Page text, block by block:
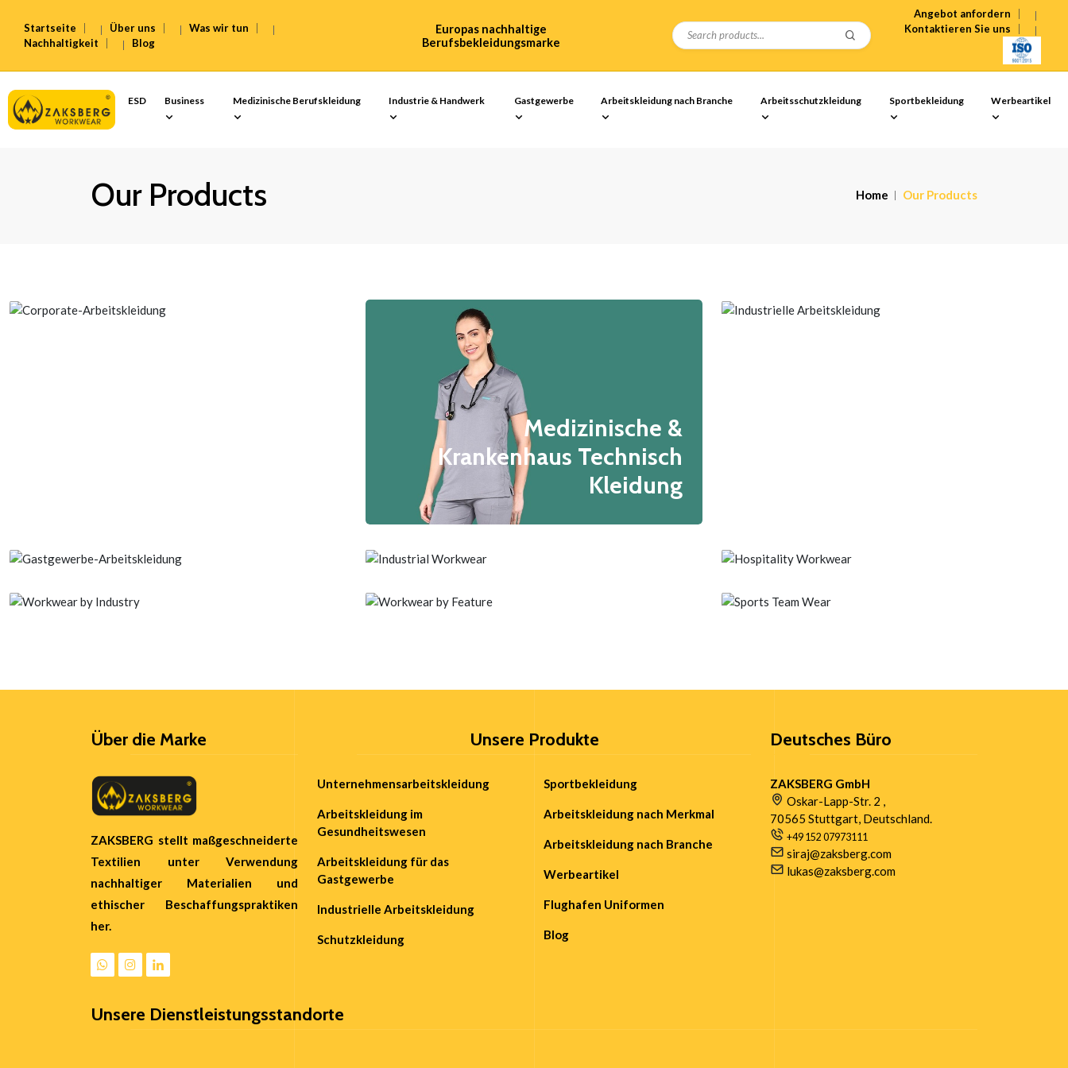
Startseite Über uns
Was wir tun
Nachhaltigkeit
Blog
Europas nachhaltige
Berufsbekleidungsmarke
Angebot anfordern
Kontaktieren Sie uns
ESD Business Medizinische Berufskleidung Industrie & Handwerk Gastgewerbe Arbeitskleidung nach Branche Arbeitsschutzkleidung Sportbekleidung Werbeartikel
Our Products Home Our Products
Medizinische &
Krankenhaus Technisch
Kleidung
Antistatisch Kleidung
Flughafens Uniforms
Handelswaren Taschen
Über die Marke
ZAKSBERG stellt maßgeschneiderte
Textilien unter Verwendung
nachhaltiger Materialien und
ethischer Beschaffungspraktiken
her.
Unsere Produkte
Unternehmensarbeitskleidung
Arbeitskleidung im
Gesundheitswesen
Arbeitskleidung für das
Gastgewerbe
Industrielle Arbeitskleidung
Schutzkleidung
Sportbekleidung
Arbeitskleidung nach Merkmal
Arbeitskleidung nach Branche
Werbeartikel
Flughafen Uniformen
Blog
Deutsches Büro
ZAKSBERG GmbH
Oskar-Lapp-Str. 2 ,
70565 Stuttgart, Deutschland.
+49 152 07973111
siraj@zaksberg.com
lukas@zaksberg.com
Unsere Dienstleistungsstandorte